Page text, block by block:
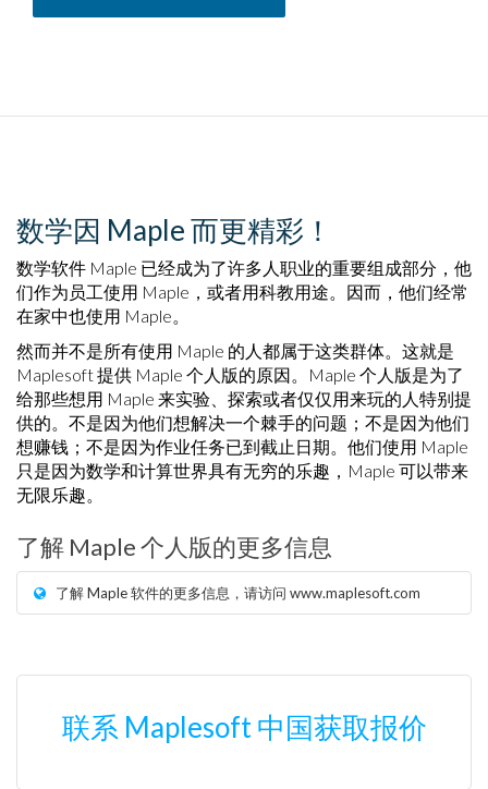
数学因 Maple 而更精彩！
数学软件 Maple 已经成为了许多人职业的重要组成部分，他
们作为员工使用 Maple，或者用科教用途。因而，他们经常
在家中也使用 Maple。
然而并不是所有使用 Maple 的人都属于这类群体。这就是
Maplesoft 提供 Maple 个人版的原因。Maple 个人版是为了
给那些想用 Maple 来实验、探索或者仅仅用来玩的人特别提
供的。不是因为他们想解决一个棘手的问题；不是因为他们
想赚钱；不是因为作业任务已到截止日期。他们使用 Maple
只是因为数学和计算世界具有无穷的乐趣，Maple 可以带来
无限乐趣。
了解 Maple 个人版的更多信息
了解 Maple 软件的更多信息，请访问 www.maplesoft.com
联系 Maplesoft 中国获取报价